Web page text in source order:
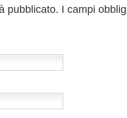
pubblicato. I campi